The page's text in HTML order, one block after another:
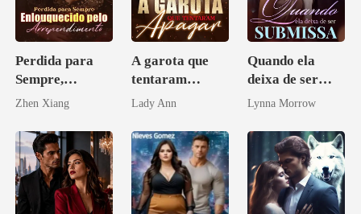
Perdida para
Sempre,
Enlouquecido
Arrependiment
o
Zhen Xiang
A garota que
tentaram
apagar
Lady Ann
Quando ela
deixa de ser
submissa
Lynna Morrow